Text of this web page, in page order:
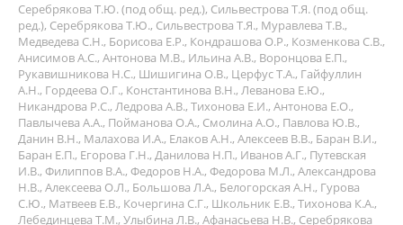
Серебрякова Т.Ю. (под общ. ред.), Сильвестрова Т.Я. (под общ.
ред.), Серебрякова Т.Ю., Сильвестрова Т.Я., Муравлева Т.В.,
Медведева С.Н., Борисова Е.Р., Кондрашова О.Р., Козменкова С.В.,
Анисимов А.С., Антонова М.В., Ильина А.В., Воронцова Е.П.,
Рукавишникова Н.С., Шишигина О.В., Церфус Т.А., Гайфуллин
А.Н., Гордеева О.Г., Константинова В.Н., Леванова Е.Ю.,
Никандрова Р.С., Ледрова А.В., Тихонова Е.И., Антонова Е.О.,
Павлычева А.А., Пойманова О.А., Смолина А.О., Павлова Ю.В.,
Данин В.Н., Малахова И.А., Елаков А.Н., Алексеев В.В., Баран В.И.,
Баран Е.П., Егорова Г.Н., Данилова Н.П., Иванов А.Г., Путевская
И.В., Филиппов В.А., Федоров Н.А., Федорова М.Л., Александрова
Н.В., Алексеева О.Л., Большова Л.А., Белогорская А.Н., Гурова
С.Ю., Матвеев Е.В., Кочергина С.Г., Школьник Е.В., Тихонова К.А.,
Лебединцева Т.М., Улыбина Л.В., Афанасьева Н.В., Серебрякова